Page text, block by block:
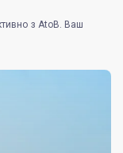
з AtoB. Ваш